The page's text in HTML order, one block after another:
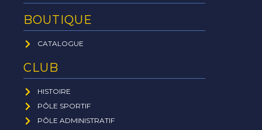
CLUB
HISTOIRE
PÔLE SPORTIF
PÔLE ADMINISTRATIF
BOUTIQUE
CATALOGUE